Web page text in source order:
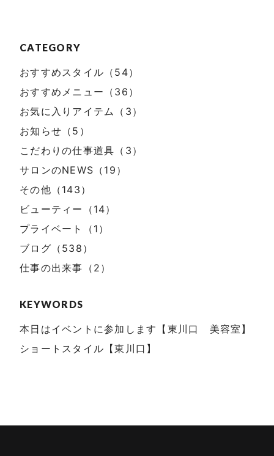
CATEGORY
おすすめスタイル（54）
おすすめメニュー（36）
お気に入りアイテム（3）
お知らせ（5）
こだわりの仕事道具（3）
サロンのNEWS（19）
その他（143）
ビューティー（14）
プライベート（1）
ブログ（538）
仕事の出来事（2）
KEYWORDS
本日はイベントに参加します【東川口 美容室】
ショートスタイル【東川口】